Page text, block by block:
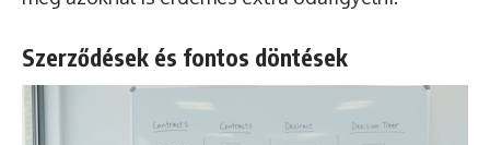
Szerződések és fontos döntések